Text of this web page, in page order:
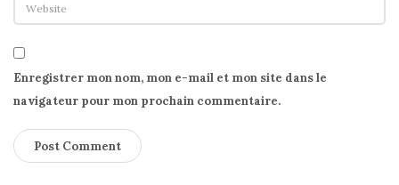
Enregistrer mon nom, mon e-mail et mon site dans le
navigateur pour mon prochain commentaire.